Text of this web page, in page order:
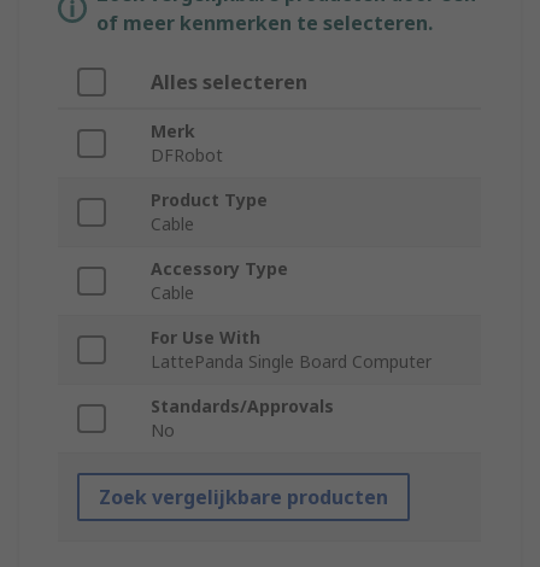
of meer kenmerken te selecteren.
Alles selecteren
Merk
DFRobot
Product Type
Cable
Accessory Type
Cable
For Use With
LattePanda Single Board Computer
Standards/Approvals
No
Zoek vergelijkbare producten